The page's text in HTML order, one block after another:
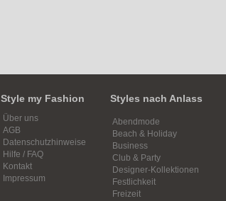
Style my Fashion
Über uns
AGB
Datenschutzhinweise
Hilfe / FAQ
Kontakt
Impressum
Styles nach Anlass
Abendmode
Beach & Holiday
Business
Club & Party
Designer-Kollektionen
Festlichkeit
Freizeit